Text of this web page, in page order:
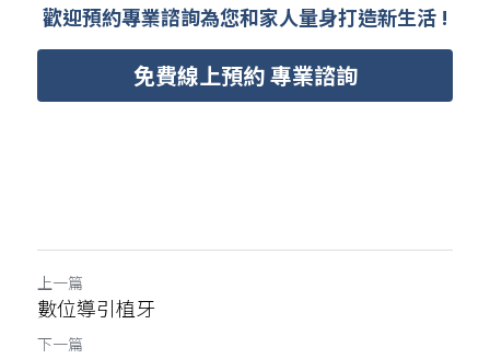
歡迎預約專業諮詢為您和家人量身打造新生活 !
免費線上預約 專業諮詢
上一篇
數位導引植牙
下一篇